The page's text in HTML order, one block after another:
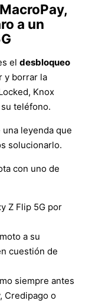
a un
el desbloqueo
y borrar la
Knox
teléfono.
leyenda que
solucionarlo.
con uno de
Z Flip 5G por
a su
cuestión de
siempre antes
Credipago o